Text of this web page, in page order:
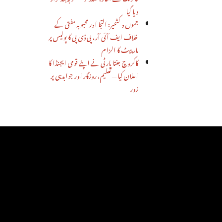
دیا گیا
جموں و کشمیر: التجا اور محبوبہ مفتی کے
خلاف ایف آئی آر، پی ڈی پی کا پولیس پر
مار پیٹ کا الزام
کاکروچ جنتا پارٹی نے اپنے قومی ایجنڈا کا
اعلان کیا — تعلیم، روزگار اور جوابدہی پر
زور
ٹاپ اسٹوریز